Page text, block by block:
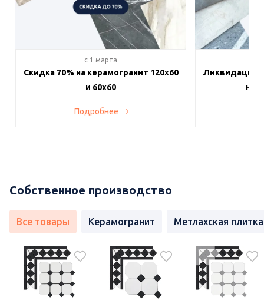
c 1 марта
Скидка 70% на керамогранит 120х60
и 60х60
Подробнее
Ликвидация
на
Собственное производство
Все товары Керамогранит Метлахская плитка